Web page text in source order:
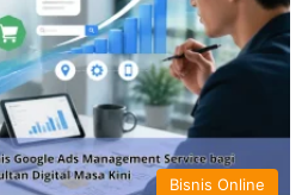
Bisnis Online